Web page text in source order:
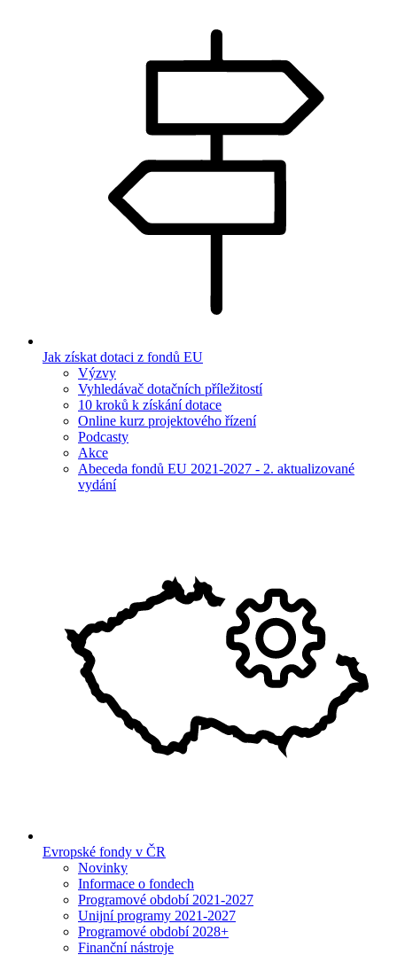
Jak získat dotaci z fondů EU
Výzvy
Vyhledávač dotačních příležitostí
10 kroků k získání dotace
Online kurz projektového řízení
Podcasty
Akce
Abeceda fondů EU 2021-2027 - 2. aktualizované
vydání
Evropské fondy v ČR
Novinky
Informace o fondech
Programové období 2021-2027
Unijní programy 2021-2027
Programové období 2028+
Finanční nástroje